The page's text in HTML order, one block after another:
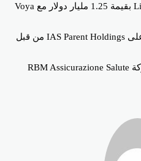
صفقة استحواذ شركة Life Holdings بقيمة 1.25 مليار دولار مع Voya
الاستحواذ بقيمة 720 مليون دولار على IAS Parent Holdings من قبل
استحواذ Intesa Sanpaolo على شركة RBM Assicurazione Salute